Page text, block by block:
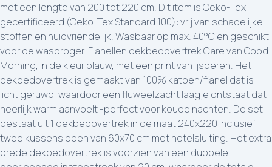
met een lengte van 200 tot 220 cm. Dit item is Oeko-Tex
gecertificeerd (Oeko-Tex Standard 100): vrij van schadelijke
stoffen en huidvriendelijk. Wasbaar op max. 40°C en geschikt
voor de wasdroger. Flanellen dekbedovertrek Care van Good
Morning, in de kleur blauw, met een print van ijsberen. Het
dekbedovertrek is gemaakt van 100% katoen/flanel dat is
licht geruwd, waardoor een fluweelzacht laagje ontstaat dat
heerlijk warm aanvoelt -perfect voor koude nachten. De set
bestaat uit 1 dekbedovertrek in de maat 240x220 inclusief
twee kussenslopen van 60x70 cm met hotelsluiting. Het extra
brede dekbedovertrek is voorzien van een dubbele